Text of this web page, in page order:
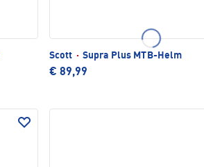
Scott · Supra Plus MTB-Helm
€ 89,99